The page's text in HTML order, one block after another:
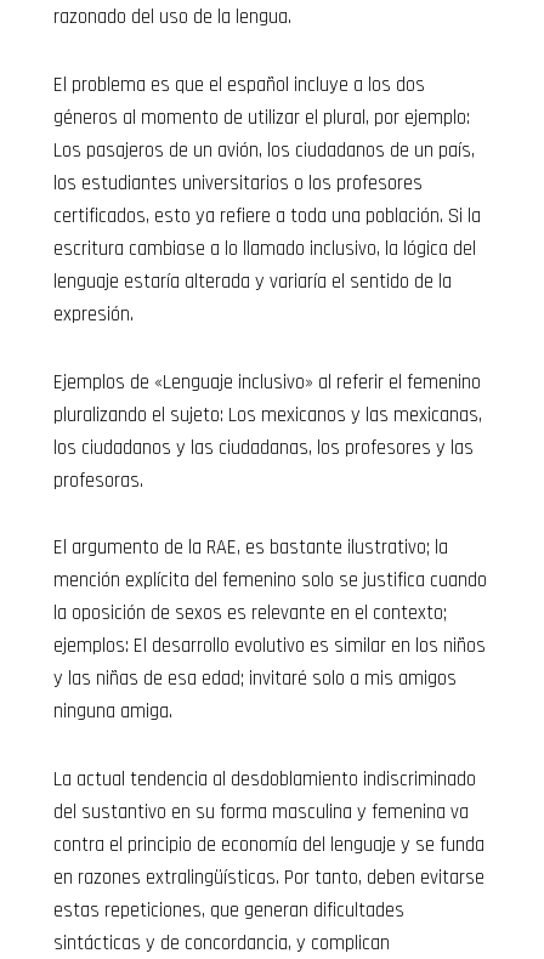
razonado del uso de la lengua.
El problema es que el español incluye a los dos
géneros al momento de utilizar el plural, por ejemplo:
Los pasajeros de un avión, los ciudadanos de un país,
los estudiantes universitarios o los profesores
certificados, esto ya refiere a toda una población. Si la
escritura cambiase a lo llamado inclusivo, la lógica del
lenguaje estaría alterada y variaría el sentido de la
expresión.
Ejemplos de «Lenguaje inclusivo» al referir el femenino
pluralizando el sujeto: Los mexicanos y las mexicanas,
los ciudadanos y las ciudadanas, los profesores y las
profesoras.
El argumento de la RAE, es bastante ilustrativo; la
mención explícita del femenino solo se justifica cuando
la oposición de sexos es relevante en el contexto;
ejemplos: El desarrollo evolutivo es similar en los niños
y las niñas de esa edad; invitaré solo a mis amigos
ninguna amiga.
La actual tendencia al desdoblamiento indiscriminado
del sustantivo en su forma masculina y femenina va
contra el principio de economía del lenguaje y se funda
en razones extralingüísticas. Por tanto, deben evitarse
estas repeticiones, que generan dificultades
sintácticas y de concordancia, y complican